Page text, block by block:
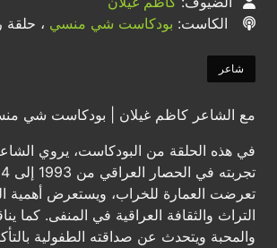
الكاست: بودكاست شي منسي ، حلقة
شاعر
مع الشاعر كاظم غيلان | بودكاست شي
في هذه الحلقة من البودكاست، يروي
تعرضت العمارة للخراب، ويستعرض أهمية
التراث والثقافة العراقية في المنفى. كما
والمحبة ويتحدث عن صداقته الطفولية